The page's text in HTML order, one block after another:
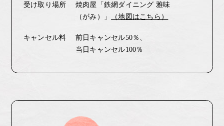
受け取り場所
焼肉屋「鉄網ダイニング 雅味
（がみ）」
（地図はこちら）
キャンセル料
前日キャンセル50％、
当日キャンセル100％